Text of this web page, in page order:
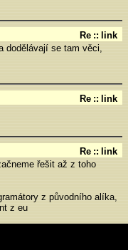
Re :: link
dodělávají se tam věci,
Re :: link
Re :: link
řešit až z toho
z původního alíka,
z eu